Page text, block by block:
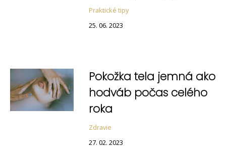
Praktické tipy
25. 06. 2023
Pokožka tela jemná ako
hodváb počas celého
roka
Zdravie
27. 02. 2023